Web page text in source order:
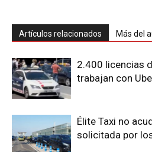
Artículos relacionados Más del
2.400 licencias
trabajan con
Élite Taxi no
solicitada por